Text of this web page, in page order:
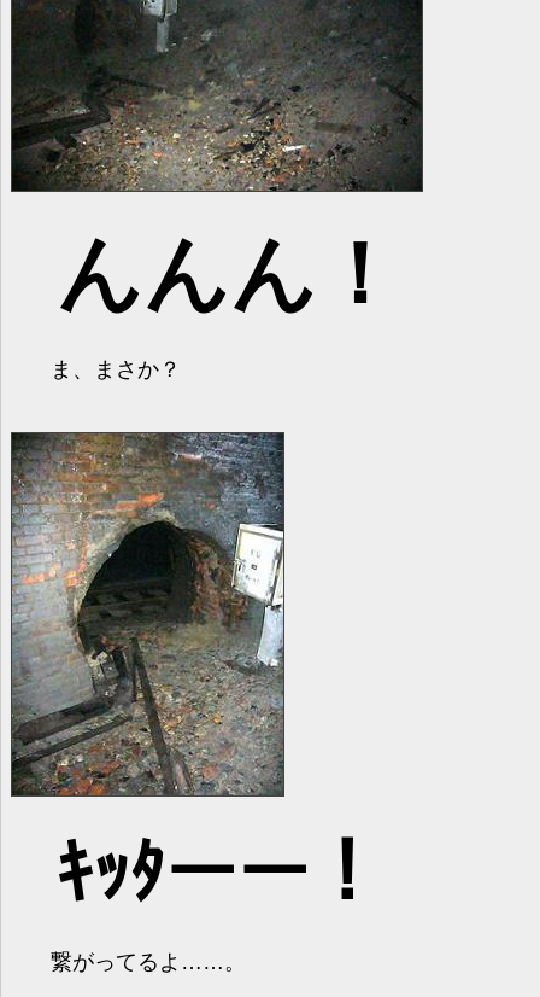
んんん！
ま、まさか？
ｷｯﾀーー！
繋がってるよ……。